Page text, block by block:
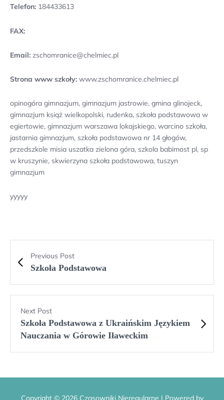
Telefon: 184433613
FAX:
Email: zschomranice@chelmiec.pl
Strona www szkoły: www.zschomranice.chelmiec.pl
opinogóra gimnazjum, gimnazjum jastrowie, gmina glinojeck,
gimnazjum książ wielkopolski, rudenka, szkoła podstawowa w
egiertowie, gimnazjum warszawa lokajskiego, warcino szkoła,
jastarnia gimnazjum, szkoła podstawowa nr 14 głogów,
przedszkole misia uszatka zielona góra, szkola babimost pl, sp
w kruszynie, skwierzyna szkoła podstawowa, tuszyn
gimnazjum
yyyyy
Previous Post
Szkoła Podstawowa
Next Post
Szkoła Podstawowa z Ukraińskim Językiem
Nauczania w Górowie Iławeckim